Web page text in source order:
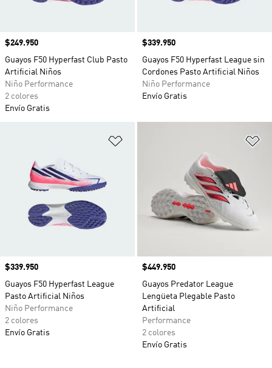
Precio
$249.950
Guayos F50 Hyperfast Club Pasto
Artificial Niños
Niño Performance
2 colores
Envío Gratis
Precio
$339.950
Guayos F50 Hyperfast League sin
Cordones Pasto Artificial Niños
Niño Performance
Envío Gratis
Precio
$339.950
Guayos F50 Hyperfast League
Pasto Artificial Niños
Niño Performance
2 colores
Envío Gratis
Precio
$449.950
Guayos Predator League
Lengüeta Plegable Pasto
Artificial
Performance
2 colores
Envío Gratis